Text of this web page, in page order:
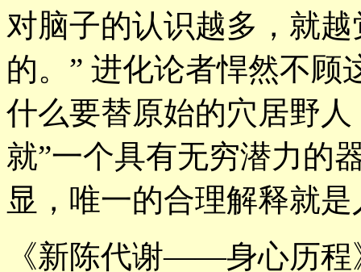
对脑子的认识越多，就
的。” 进化论者悍然不顾
什么要替原始的穴居野
就”一个具有无穷潜力的
显，唯一的合理解释就
《新陈代谢——身心历程